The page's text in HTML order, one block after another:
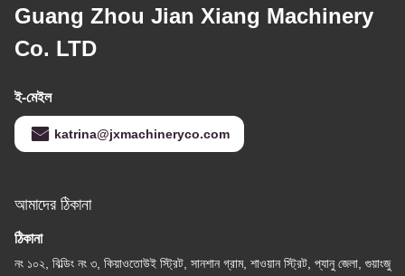
Guang Zhou Jian Xiang Machinery
Co. LTD
ই-মেইল
katrina@jxmachineryco.com
আমাদের ঠিকানা
ঠিকানা
নং ১০২, বিল্ডিং নং ৩, কিয়াওতোউই স্ট্রিট, সানশান গ্রাম, শাওয়ান স্ট্রিট, প্যানু জেলা, গুয়াংজু